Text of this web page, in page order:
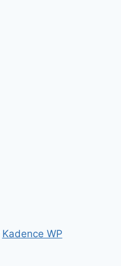
Kadence WP